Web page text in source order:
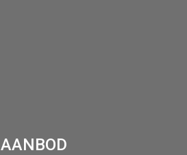
AANBOD